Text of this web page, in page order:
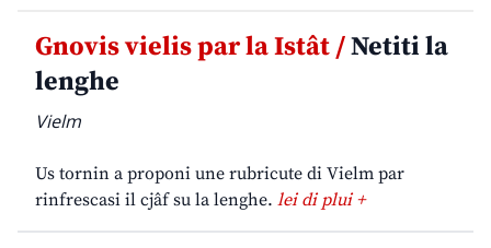
Gnovis vielis par la Istât /Netiti la
lenghe
Vielm
Us tornin a proponi une rubricute di Vielm par
rinfrescasi il cjâf su la lenghe. lei di plui +